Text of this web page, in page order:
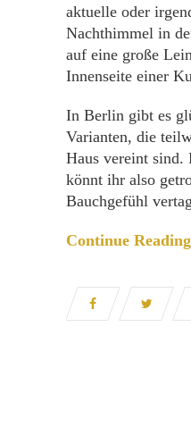
aktuelle oder
Nachthimmel in
auf eine große
Innenseite einer
In Berlin gibt es
Varianten, die
Haus vereint sind.
könnt ihr also
Bauchgefühl
Continue